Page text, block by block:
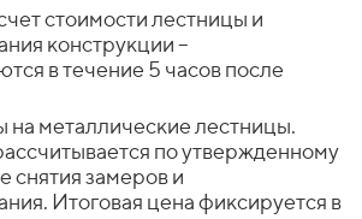
стоимости лестницы и
конструкции –
в течение 5 часов после
на металлические лестницы.
по утвержденному
снятия замеров и
Итоговая цена фиксируется в